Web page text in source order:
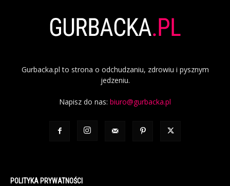
Gurbacka.pl to strona o odchudzaniu, zdrowiu i pysznym
jedzeniu.
Napisz do nas: biuro@gurbacka.pl
POLITYKA PRYWATNOŚCI